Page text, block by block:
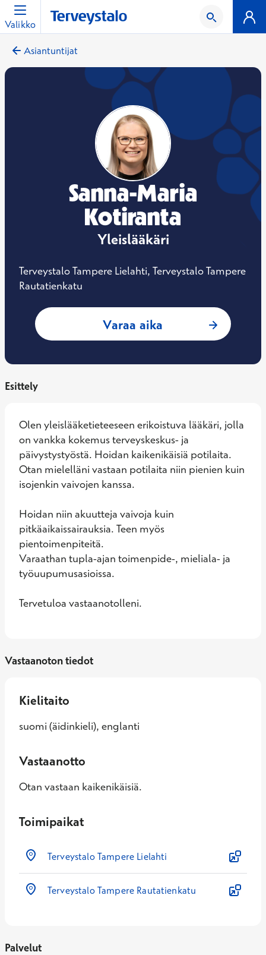
Valikko
Asiantuntijat
Sanna-Maria
Kotiranta
Yleislääkäri
Terveystalo Tampere Lielahti, Terveystalo Tampere
Rautatienkatu
Varaa aika : Sanna-Maria
Esittely
Olen yleislääketieteeseen erikoistuva lääkäri, jolla
on vankka kokemus terveyskeskus- ja
päivystystyöstä. Hoidan kaikenikäisiä potilaita.
Otan mielelläni vastaan potilaita niin pienien kuin
isojenkin vaivojen kanssa.
Hoidan niin akuutteja vaivoja kuin
pitkäaikaissairauksia. Teen myös
pientoimenpiteitä.
Varaathan tupla-ajan toimenpide-, mieliala- ja
työuupumusasioissa.
Tervetuloa vastaanotolleni.
Vastaanoton tiedot
Kielitaito
suomi (äidinkieli), englanti
Vastaanotto
Otan vastaan kaikenikäisiä.
Toimipaikat
Terveystalo Tampere Lielahti
Terveystalo Tampere Rautatienkatu
Palvelut